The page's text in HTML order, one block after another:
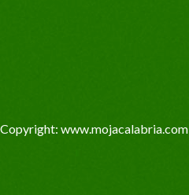
Copyright: www.mojacalabria.com